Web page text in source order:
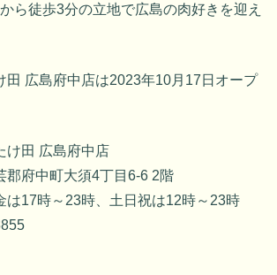
ら徒歩3分の立地で広島の肉好きを迎え
田 広島府中店は2023年10月17日オープ
け田 広島府中店
郡府中町大須4丁目6-6 2階
は17時～23時、土日祝は12時～23時